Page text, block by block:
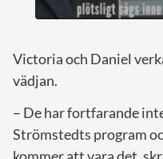
Victoria och Daniel
vädjan.
– De har fortfarande
Strömstedts program